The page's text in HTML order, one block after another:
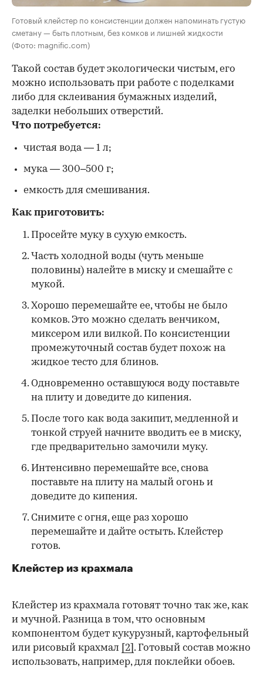
Готовый клейстер по консистенции должен напоминать густую
сметану — быть плотным, без комков и лишней жидкости
(Фото: magnific.com)
Такой состав будет экологически чистым, его
можно использовать при работе с поделками
либо для склеивания бумажных изделий,
заделки небольших отверстий.
Что потребуется:
чистая вода — 1 л;
мука — 300–500 г;
емкость для смешивания.
Как приготовить:
Просейте муку в сухую емкость.
Часть холодной воды (чуть меньше
половины) налейте в миску и смешайте с
мукой.
Хорошо перемешайте ее, чтобы не было
комков. Это можно сделать венчиком,
миксером или вилкой. По консистенции
промежуточный состав будет похож на
жидкое тесто для блинов.
Одновременно оставшуюся воду поставьте
на плиту и доведите до кипения.
После того как вода закипит, медленной и
тонкой струей начните вводить ее в миску,
где предварительно замочили муку.
Интенсивно перемешайте все, снова
поставьте на плиту на малый огонь и
доведите до кипения.
Снимите с огня, еще раз хорошо
перемешайте и дайте остыть. Клейстер
готов.
Клейстер из крахмала
Клейстер из крахмала готовят точно так же, как
и мучной. Разница в том, что основным
компонентом будет кукурузный, картофельный
или рисовый крахмал
[2] . Готовый состав можно
использовать, например, для поклейки обоев.